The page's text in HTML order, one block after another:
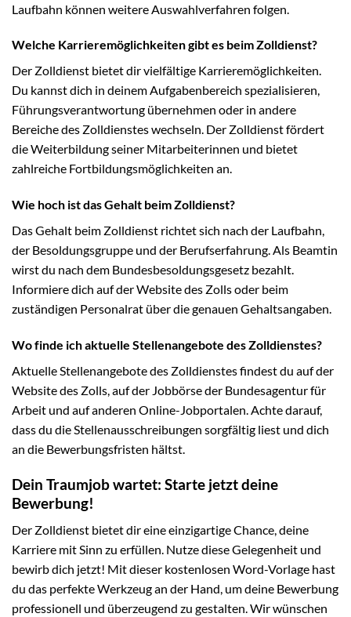
Laufbahn können weitere Auswahlverfahren folgen.
Welche Karrieremöglichkeiten gibt es beim Zolldienst?
Der Zolldienst bietet dir vielfältige Karrieremöglichkeiten.
Du kannst dich in deinem Aufgabenbereich spezialisieren,
Führungsverantwortung übernehmen oder in andere
Bereiche des Zolldienstes wechseln. Der Zolldienst fördert
die Weiterbildung seiner Mitarbeiterinnen und bietet
zahlreiche Fortbildungsmöglichkeiten an.
Wie hoch ist das Gehalt beim Zolldienst?
Das Gehalt beim Zolldienst richtet sich nach der Laufbahn,
der Besoldungsgruppe und der Berufserfahrung. Als Beamtin
wirst du nach dem Bundesbesoldungsgesetz bezahlt.
Informiere dich auf der Website des Zolls oder beim
zuständigen Personalrat über die genauen Gehaltsangaben.
Wo finde ich aktuelle Stellenangebote des Zolldienstes?
Aktuelle Stellenangebote des Zolldienstes findest du auf der
Website des Zolls, auf der Jobbörse der Bundesagentur für
Arbeit und auf anderen Online-Jobportalen. Achte darauf,
dass du die Stellenausschreibungen sorgfältig liest und dich
an die Bewerbungsfristen hältst.
Dein Traumjob wartet: Starte jetzt deine
Bewerbung!
Der Zolldienst bietet dir eine einzigartige Chance, deine
Karriere mit Sinn zu erfüllen. Nutze diese Gelegenheit und
bewirb dich jetzt! Mit dieser kostenlosen Word-Vorlage hast
du das perfekte Werkzeug an der Hand, um deine Bewerbung
professionell und überzeugend zu gestalten. Wir wünschen